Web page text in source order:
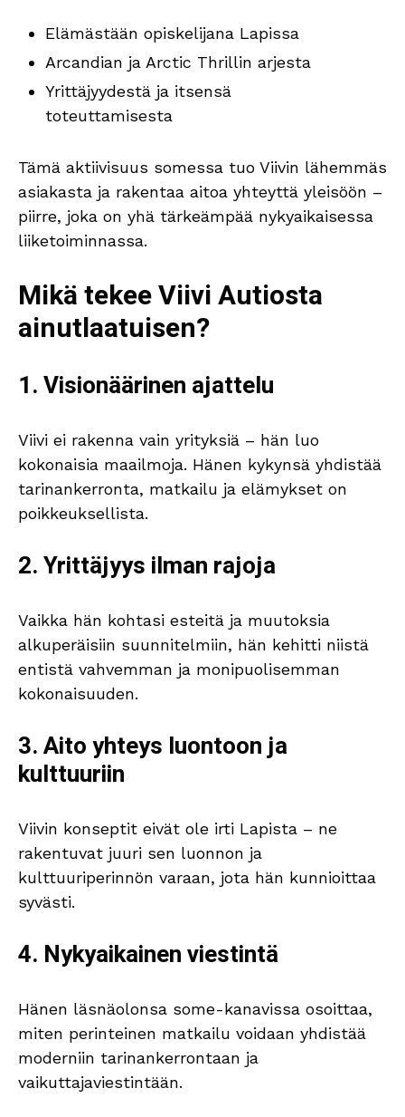
Elämästään opiskelijana Lapissa
Arcandian ja Arctic Thrillin arjesta
Yrittäjyydestä ja itsensä
toteuttamisesta
Tämä aktiivisuus somessa tuo Viivin lähemmäs
asiakasta ja rakentaa aitoa yhteyttä yleisöön –
piirre, joka on yhä tärkeämpää nykyaikaisessa
liiketoiminnassa.
Mikä tekee Viivi Autiosta
ainutlaatuisen?
1. Visionäärinen ajattelu
Viivi ei rakenna vain yrityksiä – hän luo
kokonaisia maailmoja. Hänen kykynsä yhdistää
tarinankerronta, matkailu ja elämykset on
poikkeuksellista.
2. Yrittäjyys ilman rajoja
Vaikka hän kohtasi esteitä ja muutoksia
alkuperäisiin suunnitelmiin, hän kehitti niistä
entistä vahvemman ja monipuolisemman
kokonaisuuden.
3. Aito yhteys luontoon ja
kulttuuriin
Viivin konseptit eivät ole irti Lapista – ne
rakentuvat juuri sen luonnon ja
kulttuuriperinnön varaan, jota hän kunnioittaa
syvästi.
4. Nykyaikainen viestintä
Hänen läsnäolonsa some-kanavissa osoittaa,
miten perinteinen matkailu voidaan yhdistää
moderniin tarinankerrontaan ja
vaikuttajaviestintään.